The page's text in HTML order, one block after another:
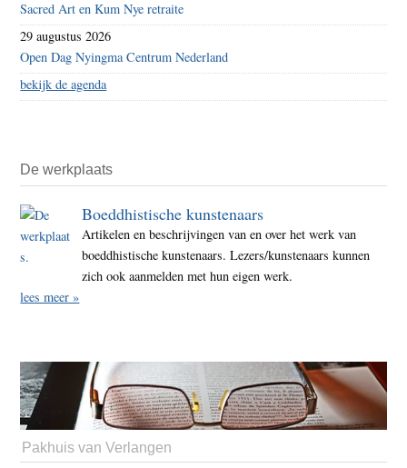
Sacred Art en Kum Nye retraite
29 augustus 2026
Open Dag Nyingma Centrum Nederland
bekijk de agenda
De werkplaats
Boeddhistische kunstenaars
Artikelen en beschrijvingen van en over het werk van
boeddhistische kunstenaars. Lezers/kunstenaars kunnen
zich ook aanmelden met hun eigen werk.
lees meer »
Pakhuis van Verlangen